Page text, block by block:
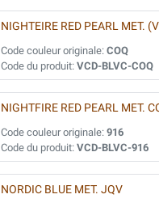
NIGHTEIRE RED PEARL MET.
Code couleur originale: COQ
Code du produit: VCD-BLVC-COQ
NIGHTFIRE RED PEARL MET.
Code couleur originale: 916
Code du produit: VCD-BLVC-916
NORDIC BLUE MET. JQV